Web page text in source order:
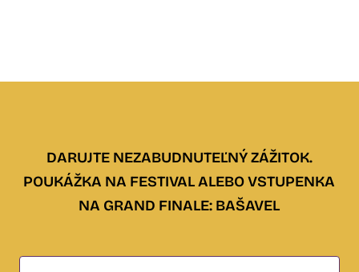
DARUJTE NEZABUDNUTEĽNÝ ZÁŽITOK.
POUKÁŽKA NA FESTIVAL ALEBO VSTUPENKA
NA GRAND FINALE: BAŠAVEL